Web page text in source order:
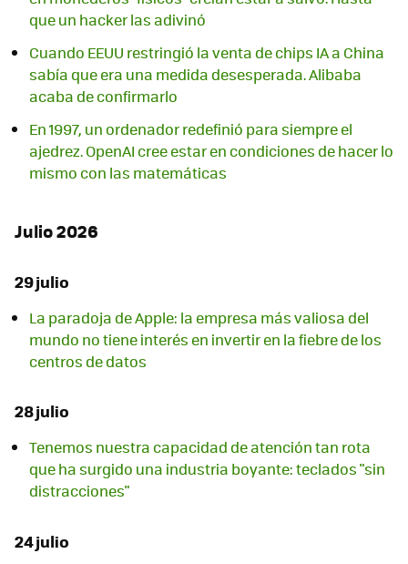
que un hacker las adivinó
Cuando EEUU restringió la venta de chips IA a China
sabía que era una medida desesperada. Alibaba
acaba de confirmarlo
En 1997, un ordenador redefinió para siempre el
ajedrez. OpenAI cree estar en condiciones de hacer lo
mismo con las matemáticas
Julio 2026
29 julio
La paradoja de Apple: la empresa más valiosa del
mundo no tiene interés en invertir en la fiebre de los
centros de datos
28 julio
Tenemos nuestra capacidad de atención tan rota
que ha surgido una industria boyante: teclados "sin
distracciones"
24 julio